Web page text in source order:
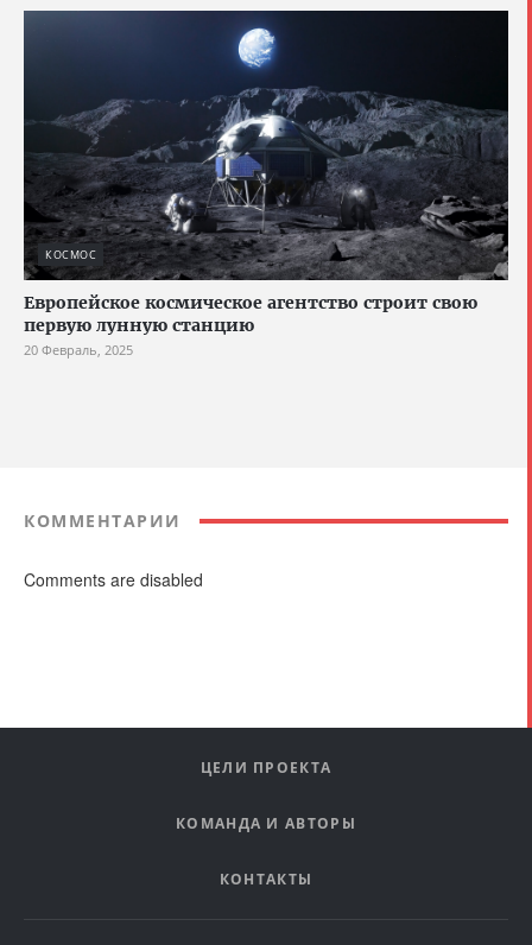
КОСМОС
Европейское космическое агентство строит свою
первую лунную станцию
20 Февраль, 2025
КОММЕНТАРИИ
Comments are disabled
ЦЕЛИ ПРОЕКТА
КОМАНДА И АВТОРЫ
КОНТАКТЫ